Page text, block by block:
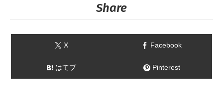
Share
X Facebook
はてブ Pinterest